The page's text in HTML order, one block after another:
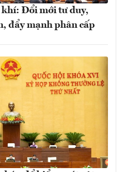
Đổi mới tư duy,
đẩy mạnh phân cấp